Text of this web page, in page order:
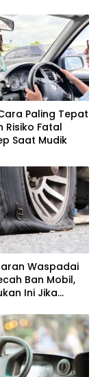
Paling Tepat
Risiko Fatal
Saat Mudik
Waspadai
Ban Mobil,
Ini Jika